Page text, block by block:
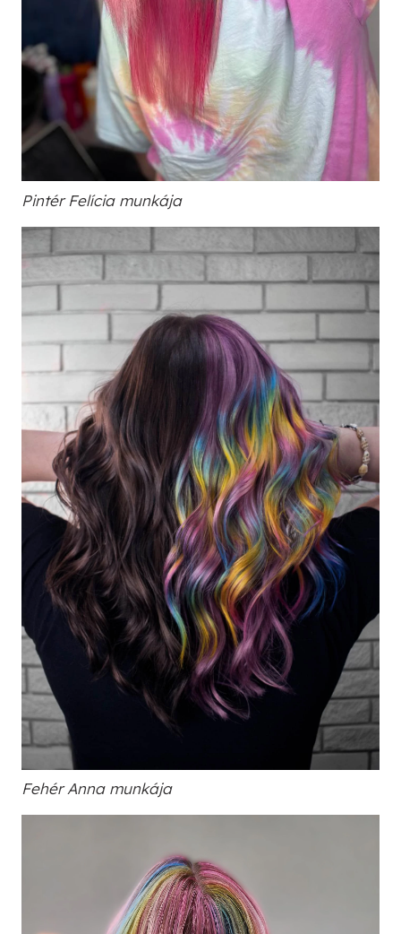
Pintér Felícia munkája
Fehér Anna munkája